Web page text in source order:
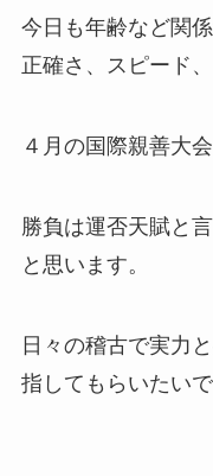
今日も年齢など関
正確さ、スピード
４月の国際親善大
勝負は運否天賦と
と思います。
日々の稽古で実力
指してもらいたいで